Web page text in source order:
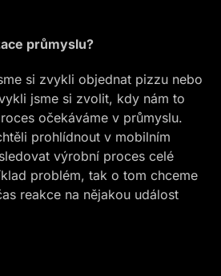
průmyslu?
si zvykli objednat pizzu nebo
jsme si zvolit, kdy nám to
očekáváme v průmyslu.
prohlídnout v mobilním
výrobní proces celé
problém, tak o tom chceme
reakce na nějakou událost